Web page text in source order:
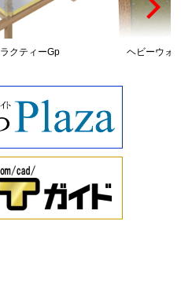
ラクティーGp ヘビーウォ